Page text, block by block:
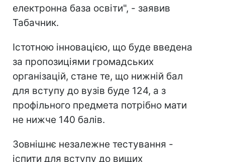
електронна база освіти", - заявив
Табачник.
Істотною інновацією, що буде введена
за пропозиціями громадських
організацій, стане те, що нижній бал
для вступу до вузів буде 124, а з
профільного предмета потрібно мати
не нижче 140 балів.
Зовнішнє незалежне тестування -
іспити для вступу до вищих